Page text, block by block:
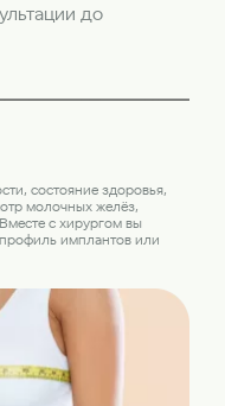
до
состояние здоровья,
молочных желёз,
с хирургом вы
имплантов или